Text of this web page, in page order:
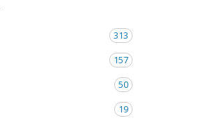
313
157
50
19